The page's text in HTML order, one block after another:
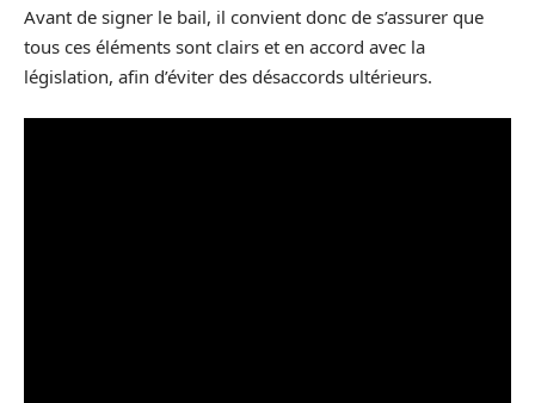
Avant de signer le bail, il convient donc de s’assurer que
tous ces éléments sont clairs et en accord avec la
législation, afin d’éviter des désaccords ultérieurs.